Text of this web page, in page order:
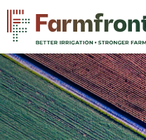
Direkt
zum
Inhalt